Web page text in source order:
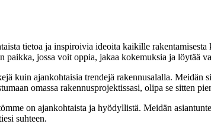
tietoa ja inspiroivia ideoita kaikille
jossa voit oppia, jakaa kokemuksia ja löytää
kuin ajankohtaisia trendejä rakennusalalla. Meidän
omassa rakennusprojektissasi, olipa se sitten
on ajankohtaista ja hyödyllistä. Meidän
suhteen.